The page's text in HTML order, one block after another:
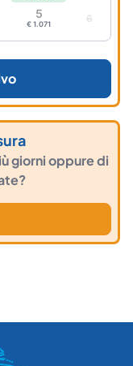
5
€ 1.071 6
giorni oppure di